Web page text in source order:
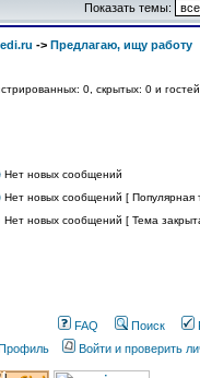
Показать темы:
-> Предлагаю, ищу работу
0, скрытых: 0 и
Нет новых сообщений
Нет новых сообщений [ Популярная
Нет новых сообщений [ Тема
FAQ Поиск
Войти и проверить